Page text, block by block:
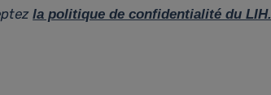
la politique de confidentialité du LIH.